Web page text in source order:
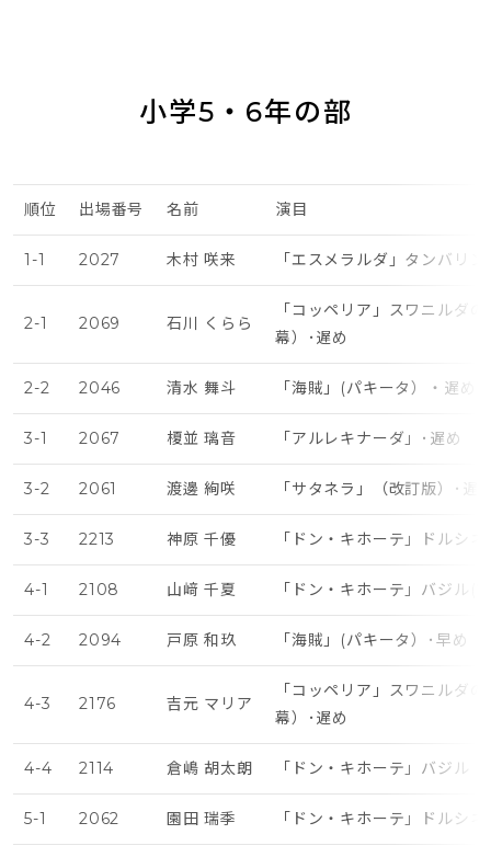
小学5・6年の部
順位 出場番号 名前 演目
1-1 2027 木村 咲来 「エスメラルダ」タンバリ
2-1 2069 石川 くらら
「コッペリア」スワニルダ
幕）･遅め
2-2 2046 清水 舞斗 「海賊」(パキータ）・遅め
3-1 2067 榎並 璃音 「アルレキナーダ」･遅め
3-2 2061 渡邊 絢咲 「サタネラ」（改訂版）･遅
3-3 2213 神原 千優 「ドン・キホーテ」ドルシ
4-1 2108 山﨑 千夏 「ドン・キホーテ」バジル(
4-2 2094 戸原 和玖 「海賊」(パキータ）･早め
4-3 2176 吉元 マリア
「コッペリア」スワニルダ
幕）･遅め
4-4 2114 倉嶋 胡太朗 「ドン・キホーテ」バジル
5-1 2062 園田 瑞季 「ドン・キホーテ」ドルシ